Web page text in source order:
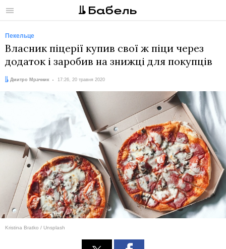
Меню
Пекельце
Власник піцерії купив свої ж піци через
додаток і заробив на знижці для покупців
Автор:
Дмитро Мрачник
Дата: 17:26, 20 травня 2020
Kristina Bratko / Unsplash